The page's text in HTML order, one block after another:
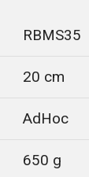
RBMS35
20 cm
AdHoc
650 g